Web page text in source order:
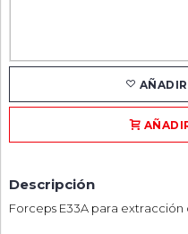
Descripción
Forceps E33A para extracción